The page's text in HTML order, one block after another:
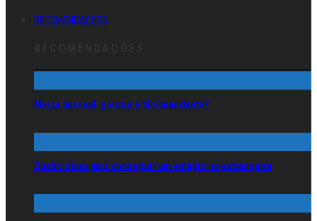
RECOMENDAÇÕES
Marca pessoal: porque é tão importante?
Quatro dicas para conseguir um estágio no estrangeiro